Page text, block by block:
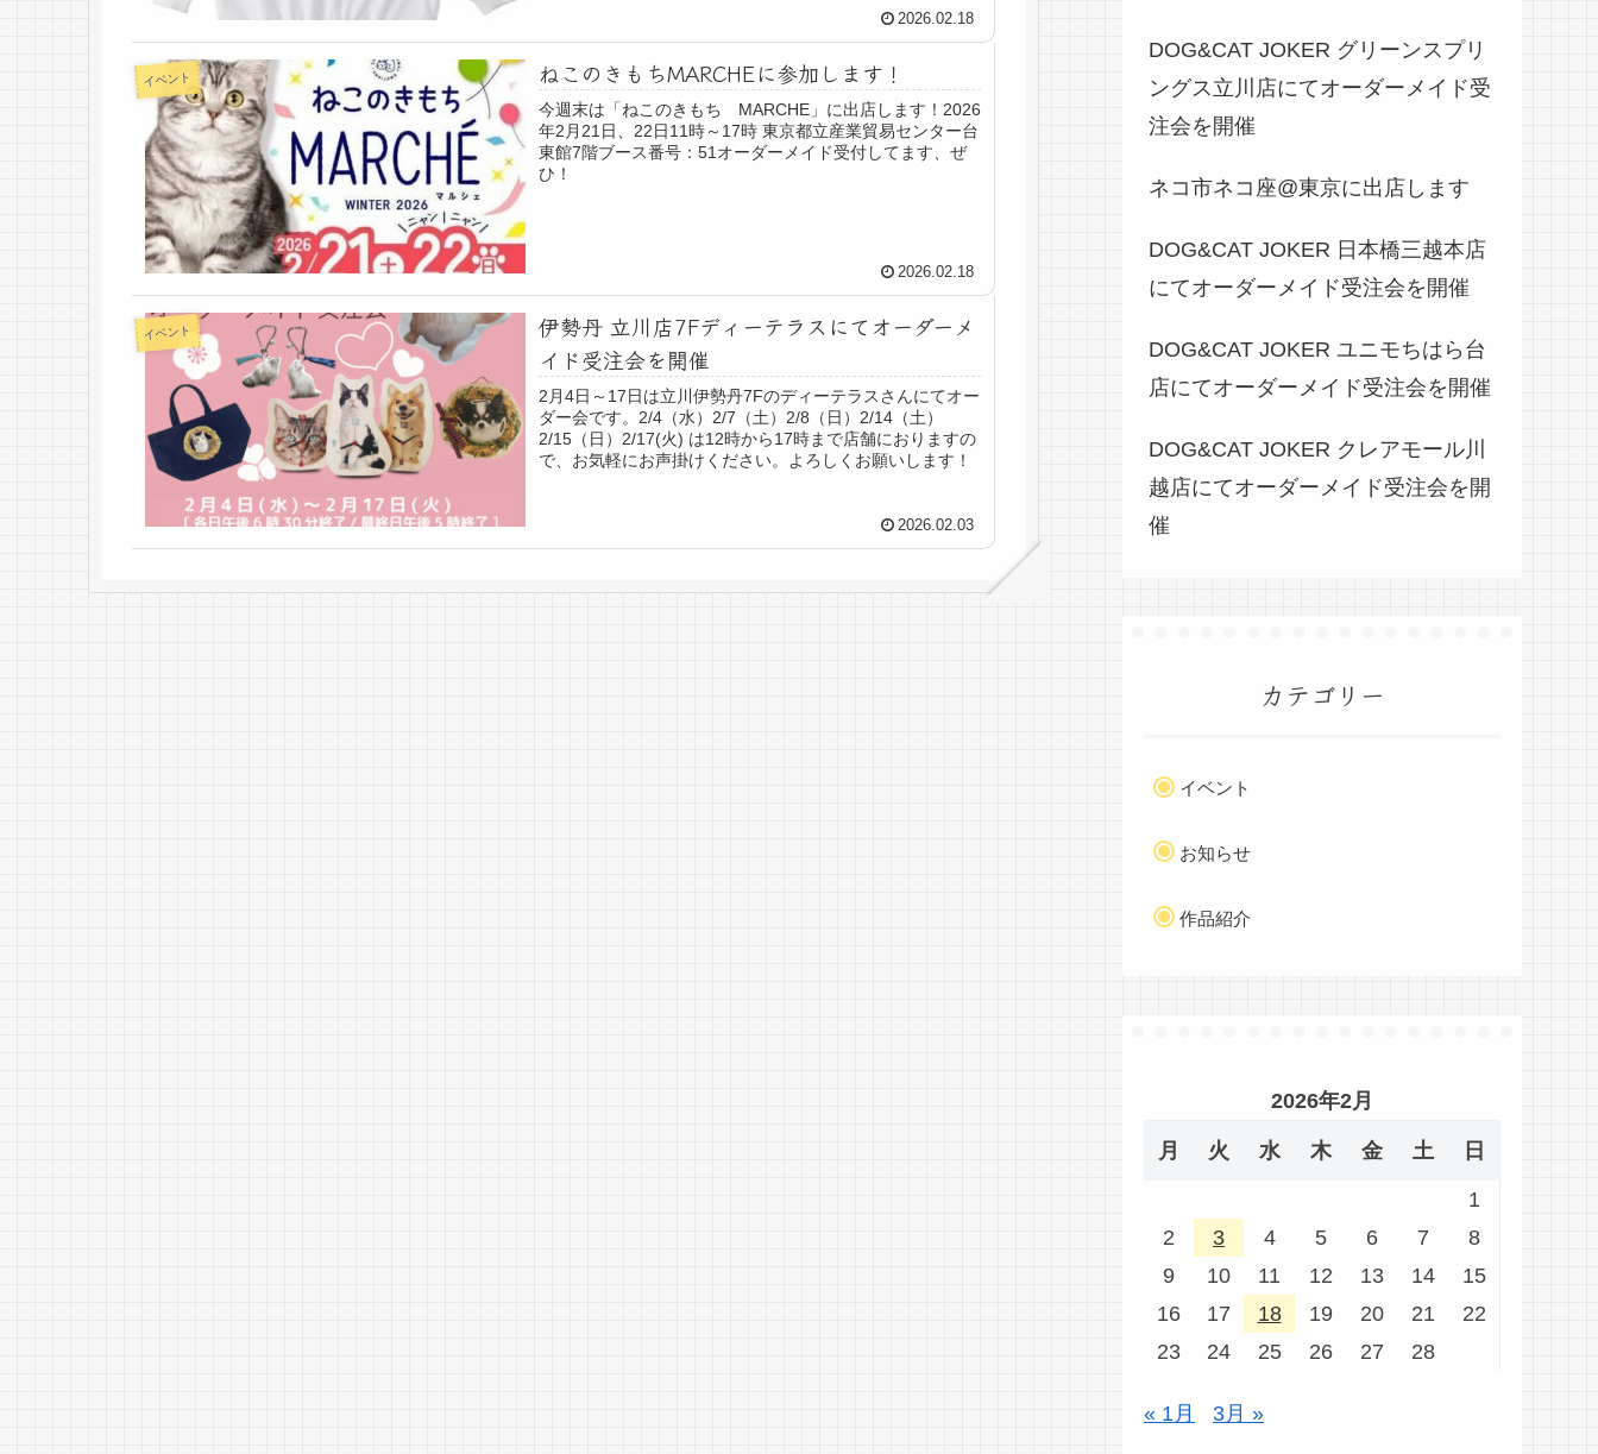
2026.02.18
イベント ねこのきもちMARCHEに参加します！
今週末は「ねこのきもち MARCHE」に出店します！2026
年2月21日、22日11時～17時 東京都立産業貿易センター台
東館7階ブース番号：51オーダーメイド受付してます、ぜ
ひ！
2026.02.18
イベント
伊勢丹 立川店7Fディーテラスにてオーダーメ
イド受注会を開催
2月4日～17日は立川伊勢丹7Fのディーテラスさんにてオー
ダー会です。2/4（水）2/7（土）2/8（日）2/14（土）
2/15（日）2/17(火) は12時から17時まで店舗におりますの
で、お気軽にお声掛けください。よろしくお願いします！
2026.02.03
DOG&CAT JOKER グリーンスプリ
ングス立川店にてオーダーメイド受
注会を開催
ネコ市ネコ座@東京に出店します
DOG&CAT JOKER 日本橋三越本店
にてオーダーメイド受注会を開催
DOG&CAT JOKER ユニモちはら台
店にてオーダーメイド受注会を開催
DOG&CAT JOKER クレアモール川
越店にてオーダーメイド受注会を開
催
カテゴリー
イベント
お知らせ
作品紹介
2026年2月
月 火 水 木 金 土 日
1
2
3 4 5 6 7
8
9
10 11 12 13 14
15
16
17 18 19 20 21
22
23
24 25 26 27 28
« 1月 3月 »